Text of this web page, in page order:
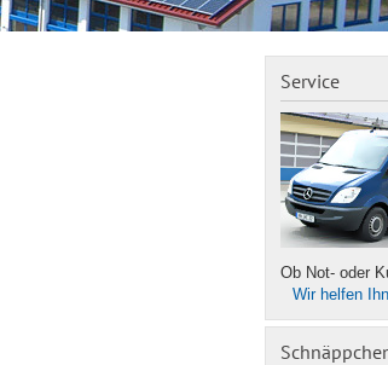
Service
Ob Not- oder
Wir helfen